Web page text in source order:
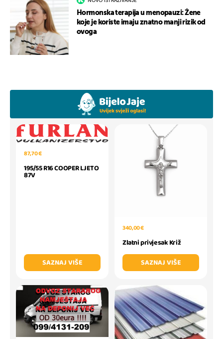
Hormonska terapija u menopauzi: Žene
koje je koriste imaju znatno manji rizik od
ovoga
87,70 €
195/55 R16 COOPER LJETO
87V
SAZNAJ VIŠE
340,00 €
Zlatni privjesak Križ
SAZNAJ VIŠE